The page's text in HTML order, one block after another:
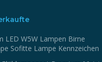
LED W5W Lampen Birne
Sofitte Lampe Kennzeichen